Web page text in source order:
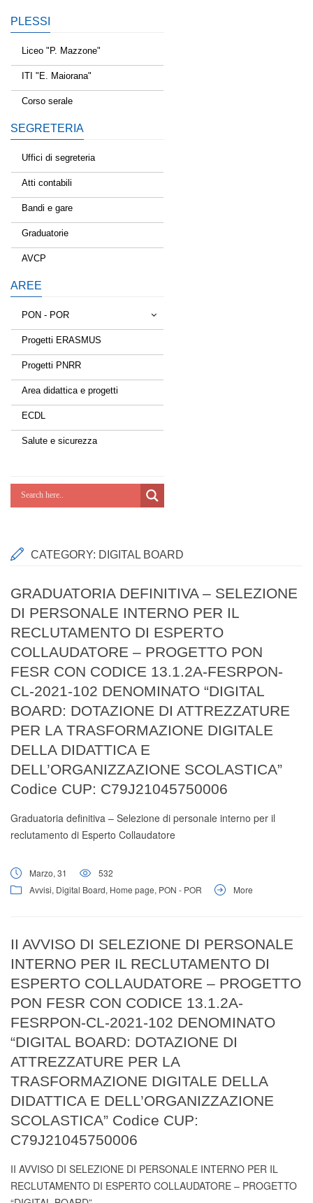
PLESSI
Liceo "P. Mazzone"
ITI "E. Maiorana"
Corso serale
SEGRETERIA
Uffici di segreteria
Atti contabili
Bandi e gare
Graduatorie
AVCP
AREE
PON - POR
Tessere la rete
Estate a scuola
Scuola d'estate
Lab Green
Potenziamoci
Progetti ERASMUS
Progetti PNRR
Area didattica e progetti
ECDL
Salute e sicurezza
CATEGORY: DIGITAL BOARD
GRADUATORIA DEFINITIVA – SELEZIONE
DI PERSONALE INTERNO PER IL
RECLUTAMENTO DI ESPERTO
COLLAUDATORE – PROGETTO PON
FESR CON CODICE 13.1.2A-FESRPON-
CL-2021-102 DENOMINATO “DIGITAL
BOARD: DOTAZIONE DI ATTREZZATURE
PER LA TRASFORMAZIONE DIGITALE
DELLA DIDATTICA E
DELL’ORGANIZZAZIONE SCOLASTICA”
Codice CUP: C79J21045750006
Graduatoria definitiva – Selezione di personale interno per il
reclutamento di Esperto Collaudatore
Marzo, 31
532
Avvisi, Digital Board, Home page, PON - POR More
II AVVISO DI SELEZIONE DI PERSONALE
INTERNO PER IL RECLUTAMENTO DI
ESPERTO COLLAUDATORE – PROGETTO
PON FESR CON CODICE 13.1.2A-
FESRPON-CL-2021-102 DENOMINATO
“DIGITAL BOARD: DOTAZIONE DI
ATTREZZATURE PER LA
TRASFORMAZIONE DIGITALE DELLA
DIDATTICA E DELL’ORGANIZZAZIONE
SCOLASTICA” Codice CUP:
C79J21045750006
II AVVISO DI SELEZIONE DI PERSONALE INTERNO PER IL
RECLUTAMENTO DI ESPERTO COLLAUDATORE – PROGETTO